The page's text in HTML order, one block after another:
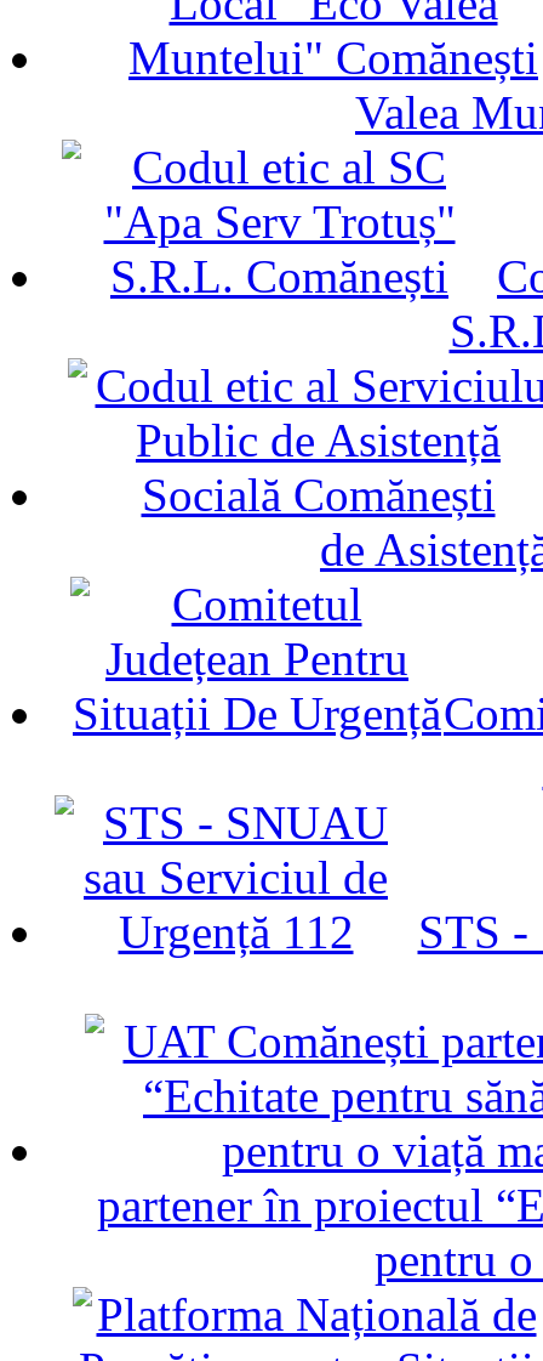
Valea
de
STS
partener în proiectul
pentru